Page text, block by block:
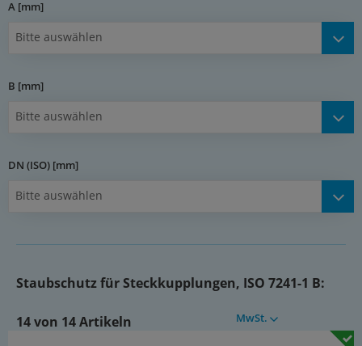
A [mm]
Bitte auswählen
B [mm]
Bitte auswählen
DN (ISO) [mm]
Bitte auswählen
Staubschutz für Steckkupplungen, ISO 7241-1 B:
14 von 14 Artikeln MwSt.